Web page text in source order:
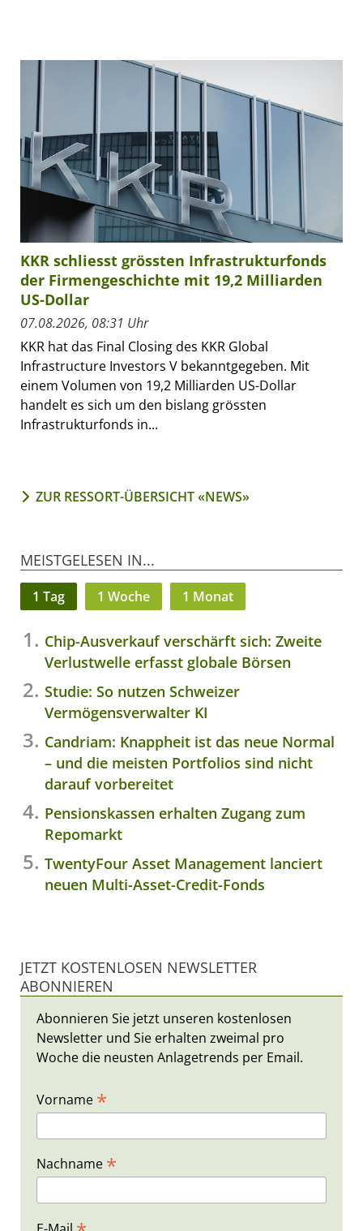
KKR schliesst grössten Infrastrukturfonds
der Firmengeschichte mit 19,2 Milliarden
US-Dollar
07.08.2026, 08:31 Uhr
KKR hat das Final Closing des KKR Global
Infrastructure Investors V bekanntgegeben. Mit
einem Volumen von 19,2 Milliarden US-Dollar
handelt es sich um den bislang grössten
Infrastrukturfonds in...
ZUR RESSORT-ÜBERSICHT «NEWS»
MEISTGELESEN IN...
1 Tag 1 Woche 1 Monat
Chip-Ausverkauf verschärft sich: Zweite
Verlustwelle erfasst globale Börsen
Studie: So nutzen Schweizer
Vermögensverwalter KI
Candriam: Knappheit ist das neue Normal
– und die meisten Portfolios sind nicht
darauf vorbereitet
Pensionskassen erhalten Zugang zum
Repomarkt
TwentyFour Asset Management lanciert
neuen Multi-Asset-Credit-Fonds
JETZT KOSTENLOSEN NEWSLETTER
ABONNIEREN
Abonnieren Sie jetzt unseren kostenlosen
Newsletter und Sie erhalten zweimal pro
Woche die neusten Anlagetrends per Email.
Vorname *
Nachname *